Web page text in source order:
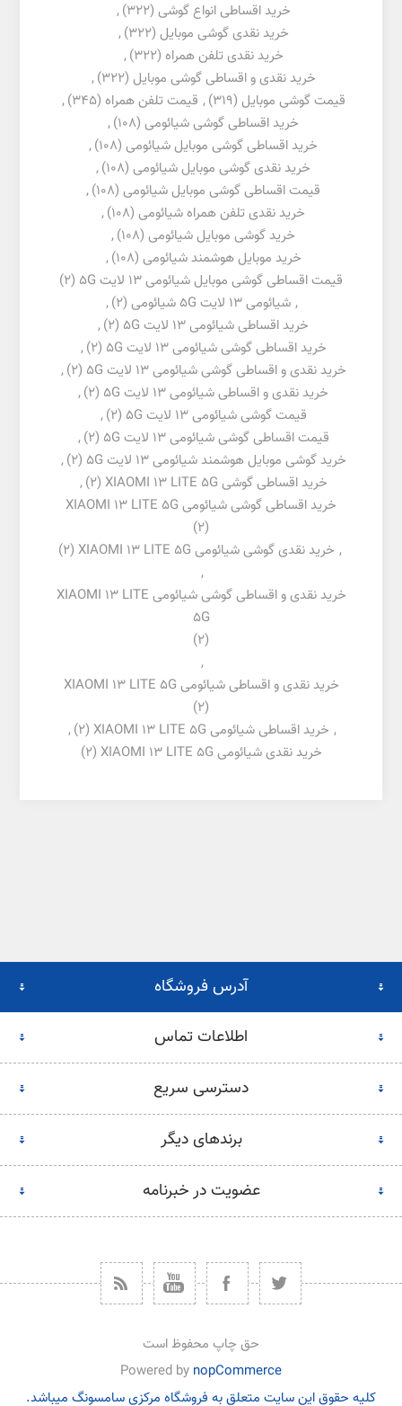
خرید اقساطی انواع گوشی (322)
,
خرید نقدی گوشی موبایل (322)
,
خرید نقدی تلفن همراه (322)
,
خرید نقدی و اقساطی گوشی موبایل (322)
,
قیمت گوشی موبایل (319)
, قیمت تلفن همراه (345)
,
خرید اقساطی گوشی شیائومی (108)
,
خرید اقساطی گوشی موبایل شیائومی (108)
,
خرید نقدی گوشی موبایل شیائومی (108)
,
قیمت اقساطی گوشی موبایل شیائومی (108)
,
خرید نقدی تلفن همراه شیائومی (108)
,
خرید گوشی موبایل شیائومی (108)
,
خرید موبایل هوشمند شیائومی (108)
,
قیمت اقساطی گوشی موبایل شیائومی 13 لایت 5G
(2)
, شیائومی 13 لایت 5G شیائومی (2)
,
خرید اقساطی شیائومی 13 لایت 5G
(2)
,
خرید اقساطی گوشی شیائومی 13 لایت 5G
(2)
,
خرید نقدی و اقساطی گوشی شیائومی 13 لایت 5G
(2)
,
خرید نقدی و اقساطی شیائومی 13 لایت 5G
(2)
,
قیمت گوشی شیائومی 13 لایت 5G
(2)
,
قیمت اقساطی گوشی شیائومی 13 لایت 5G
(2)
,
خرید گوشی موبایل هوشمند شیائومی 13 لایت 5G
(2)
,
خرید اقساطی گوشی XIAOMI 13 LITE 5G
(2)
,
خرید اقساطی گوشی شیائومی XIAOMI 13 LITE 5G
(2)
, خرید نقدی گوشی شیائومی XIAOMI 13 LITE 5G
(2)
,
خرید نقدی و اقساطی گوشی شیائومی XIAOMI 13 LITE
5G
(2)
,
خرید نقدی و اقساطی شیائومی XIAOMI 13 LITE 5G
(2)
, خرید اقساطی شیائومی XIAOMI 13 LITE 5G (2)
,
خرید نقدی شیائومی XIAOMI 13 LITE 5G
(2)
آدرس فروشگاه
اطلاعات تماس
دسترسی سریع
برندهای دیگر
عضویت در خبرنامه
حق چاپ محفوظ است
Powered by nopCommerce
کلیه حقوق این سایت متعلق به فروشگاه مرکزی سامسونگ میباشد.